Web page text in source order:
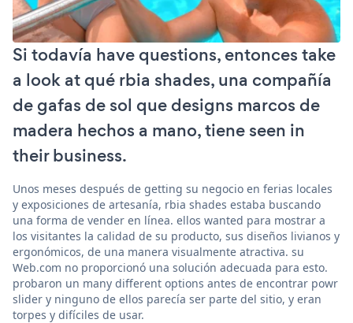
Si todavía have questions, entonces take
a look at qué rbia shades, una compañía
de gafas de sol que designs marcos de
madera hechos a mano, tiene seen in
their business.
Unos meses después de getting su negocio en ferias locales
y exposiciones de artesanía, rbia shades estaba buscando
una forma de vender en línea. ellos wanted para mostrar a
los visitantes la calidad de su producto, sus diseños livianos y
ergonómicos, de una manera visualmente atractiva. su
Web.com no proporcionó una solución adecuada para esto.
probaron un many different options antes de encontrar powr
slider y ninguno de ellos parecía ser parte del sitio, y eran
torpes y difíciles de usar.